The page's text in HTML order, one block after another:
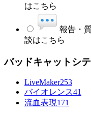
はこちら
報告・
談はこちら
バッドキャットシ
LiveMaker253
バイオレンス41
流血表現171